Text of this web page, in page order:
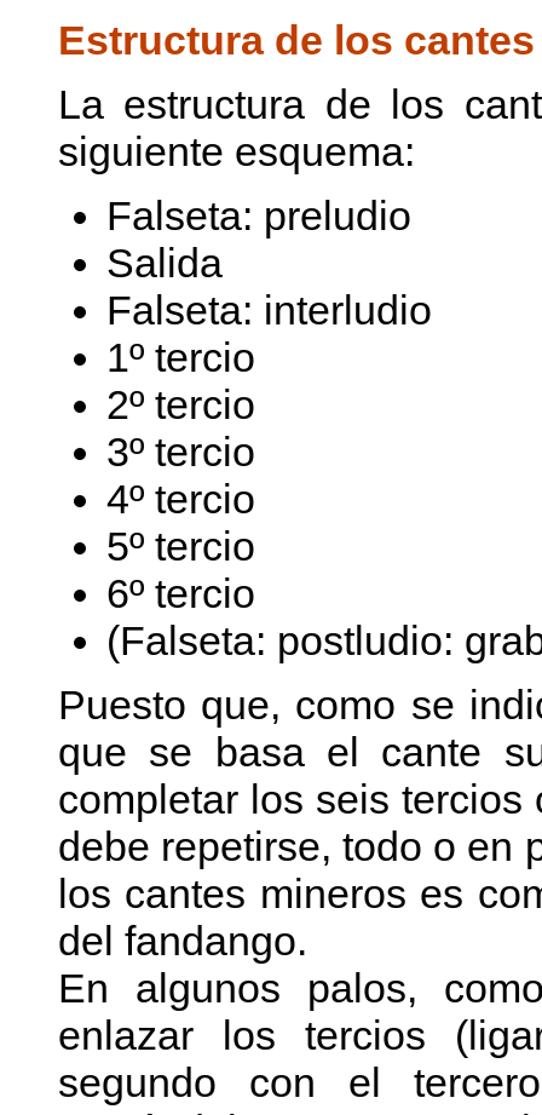
Estructura de los
La estructura de los
siguiente esquema:
Falseta: preludio
Salida
Falseta: interludio
1º tercio
2º tercio
3º tercio
4º tercio
5º tercio
6º tercio
(Falseta: postludio:
Puesto que, como se
que se basa el cante
completar los seis
debe repetirse, todo o en
los cantes mineros es
del fandango.
En algunos palos,
enlazar los tercios
segundo con el